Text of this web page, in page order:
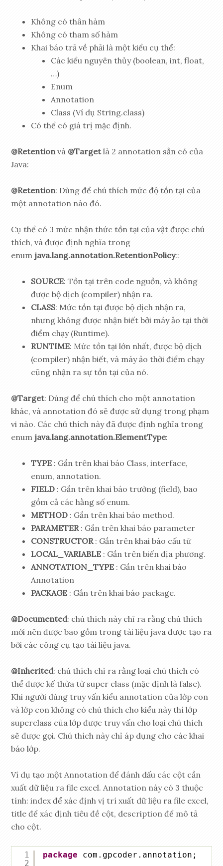
Không có thân hàm
Không có tham số hàm
Khai báo trả về phải là một kiểu cụ thể:
Các kiểu nguyên thủy (boolean, int, float,
…)
Enum
Annotation
Class (Ví dụ String.class)
Có thể có giá trị mặc định.
@Retentionvà @Targetlà 2 annotation sẵn có của
Java:
@Retention: Dùng để chú thích mức độ tồn tại của
một annotation nào đó.
Cụ thể có 3 mức nhận thức tồn tại của vật được chú
thích, và được định nghĩa trong
enum java.lang.annotation.RetentionPolicy::
SOURCE: Tồn tại trên code nguồn, và không
được bộ dịch (compiler) nhận ra.
CLASS: Mức tồn tại được bộ dịch nhận ra,
nhưng không được nhận biết bởi máy ảo tại thời
điểm chạy (Runtime).
RUNTIME: Mức tồn tại lớn nhất, được bộ dịch
(compiler) nhận biết, và máy ảo thời điểm chạy
cũng nhận ra sự tồn tại của nó.
@Target: Dùng để chú thích cho một annotation
khác, và annotation đó sẽ được sử dụng trong phạm
vi nào. Các chú thích này đã được định nghĩa trong
enum java.lang.annotation.ElementType:
TYPE : Gắn trên khai báo Class, interface,
enum, annotation.
FIELD : Gắn trên khai báo trường (field), bao
gồm cả các hằng số enum.
METHOD : Gắn trên khai báo method.
PARAMETER: Gắn trên khai báo parameter
CONSTRUCTOR: Gắn trên khai báo cấu tử
LOCAL_VARIABLE : Gắn trên biến địa phương.
ANNOTATION_TYPE : Gắn trên khai báo
Annotation
PACKAGE : Gắn trên khai báo package.
@Documented: chú thích này chỉ ra rằng chú thích
mới nên được bao gồm trong tài liệu java được tạo ra
bởi các công cụ tạo tài liệu java.
@Inherited: chú thích chỉ ra rằng loại chú thích có
thể được kế thừa từ super class (mặc định là false).
Khi người dùng truy vấn kiểu annotation của lớp con
và lớp con không có chú thích cho kiểu này thì lớp
superclass của lớp được truy vấn cho loại chú thích
sẽ được gọi. Chú thích này chỉ áp dụng cho các khai
báo lớp.
Ví dụ tạo một Annotation để đánh dấu các cột cần
xuất dữ liệu ra file excel. Annotation này có 3 thuộc
tính: index để xác định vị trí xuất dữ liệu ra file excel,
title để xác định tiêu đề cột, description để mô tả
cho cột.
1
2
package
com.gpcoder.annotation;